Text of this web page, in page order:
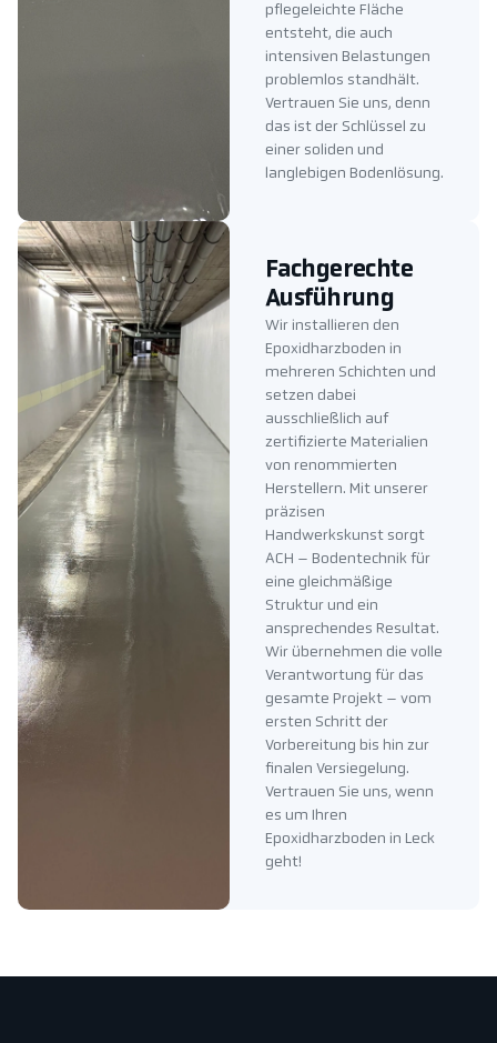
pflegeleichte Fläche
entsteht, die auch
intensiven Belastungen
problemlos standhält.
Vertrauen Sie uns, denn
das ist der Schlüssel zu
einer soliden und
langlebigen Bodenlösung.
Fachgerechte
Ausführung
Wir installieren den
Epoxidharzboden in
mehreren Schichten und
setzen dabei
ausschließlich auf
zertifizierte Materialien
von renommierten
Herstellern. Mit unserer
präzisen
Handwerkskunst sorgt
ACH – Bodentechnik für
eine gleichmäßige
Struktur und ein
ansprechendes Resultat.
Wir übernehmen die volle
Verantwortung für das
gesamte Projekt – vom
ersten Schritt der
Vorbereitung bis hin zur
finalen Versiegelung.
Vertrauen Sie uns, wenn
es um Ihren
Epoxidharzboden in Leck
geht!